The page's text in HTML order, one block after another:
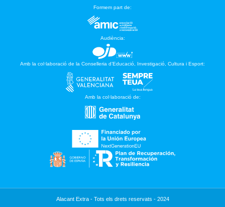
Formem part de:
Audiència:
Amb la col·laboració de la Conselleria d’Educació, Investigació, Cultura i Esport:
Amb la col·laboració de:
Alacant Extra - Tots els drets reservats - 2024